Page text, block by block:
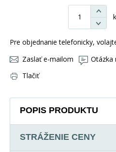
Pre objednanie telefonicky,
Zaslať e-mailom
Otázka
Tlačiť
POPIS PRODUKTU
STRÁŽENIE CENY